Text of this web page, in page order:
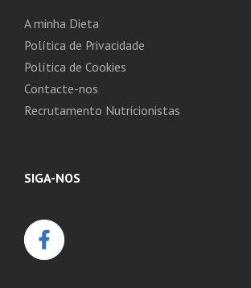
A minha Dieta
Política de Privacidade
Política de Cookies
Contacte-nos
Recrutamento Nutricionistas
SIGA-NOS